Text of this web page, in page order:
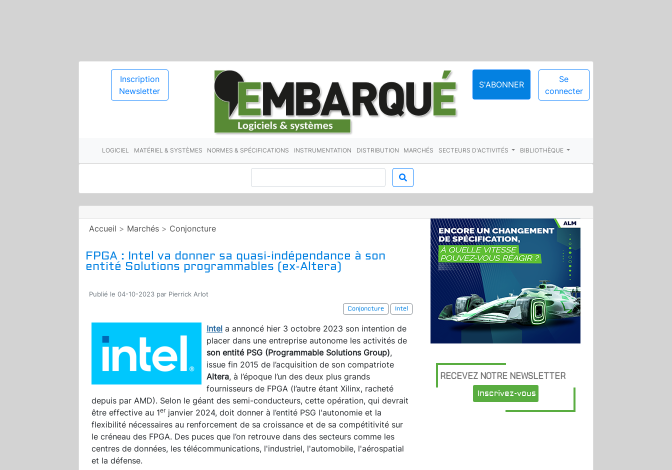
Inscription
Newsletter
S'ABONNER
Se
connecter
LOGICIEL MATÉRIEL & SYSTÈMES NORMES & SPÉCIFICATIONS INSTRUMENTATION DISTRIBUTION MARCHÉS SECTEURS D'ACTIVITÉS BIBLIOTHÈQUE
Accueil > Marchés > Conjoncture
FPGA : Intel va donner sa quasi-indépendance à son
entité Solutions programmables (ex-Altera)
Publié le 04-10-2023 par Pierrick Arlot
Conjoncture
Intel
Intel a annoncé hier 3 octobre 2023 son intention de
placer dans une entreprise autonome les activités de
son entité PSG (Programmable Solutions Group),
issue fin 2015 de l’acquisition de son compatriote
Altera, à l’époque l’un des deux plus grands
fournisseurs de FPGA (l’autre étant Xilinx, racheté
depuis par AMD). Selon le géant des semi-conducteurs, cette opération, qui devrait
être effective au 1erjanvier 2024, doit donner à l’entité PSG l'autonomie et la
flexibilité nécessaires au renforcement de sa croissance et de sa compétitivité sur
le créneau des FPGA. Des puces que l’on retrouve dans des secteurs comme les
centres de données, les télécommunications, l'industriel, l'automobile, l'aérospatial
et la défense.
RECEVEZ NOTRE NEWSLETTER
Inscrivez-vous